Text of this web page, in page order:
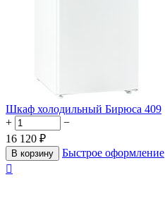
Шкаф холодильный Бирюса 409
+
−
16 120 ₽
В корзину
Быстрое оформление
